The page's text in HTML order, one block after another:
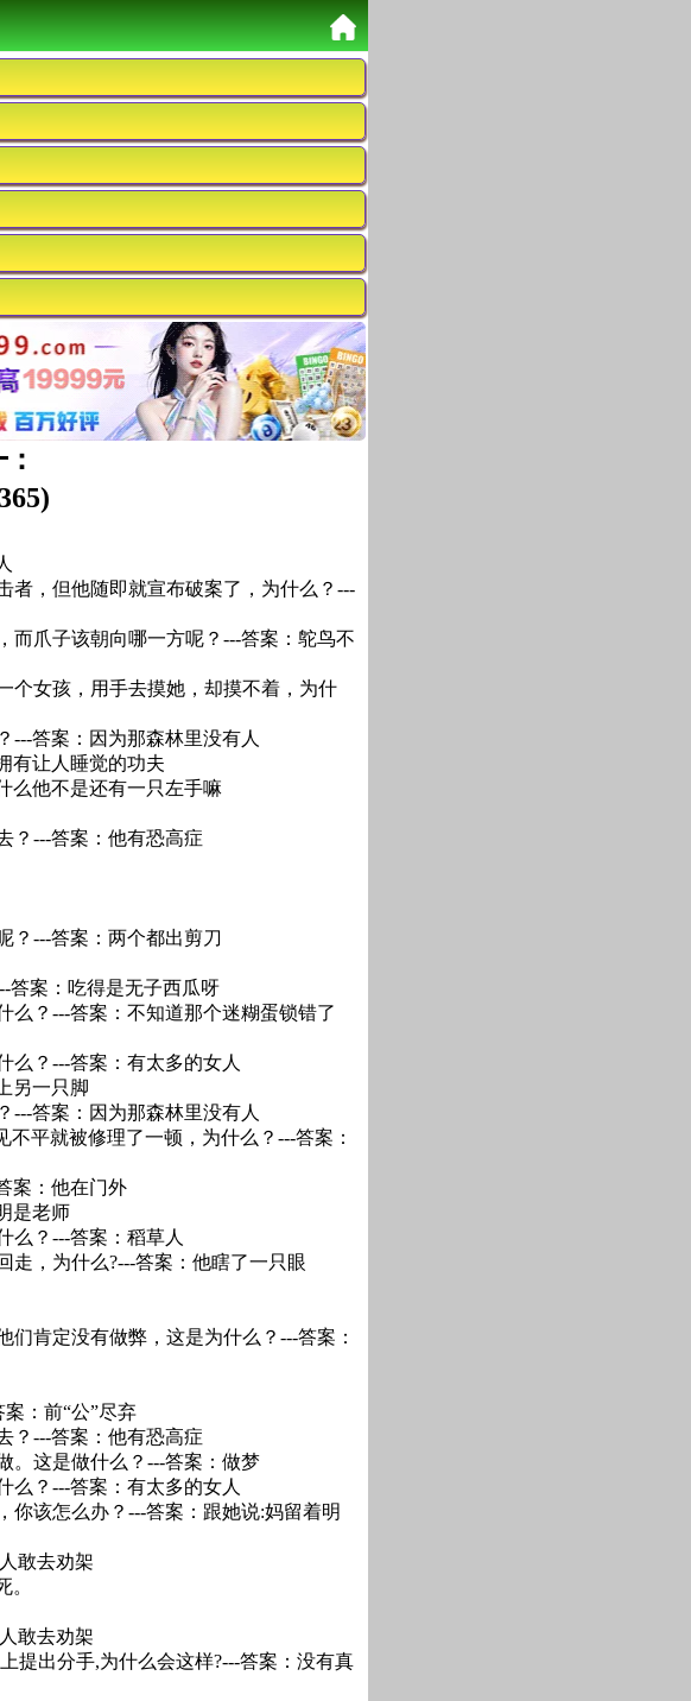
者，但他随即就宣布破案了，为什么？---
而爪子该朝向哪一方呢？---答案：鸵鸟不
个女孩，用手去摸她，却摸不着，为什
---答案：因为那森林里没有人
有让人睡觉的功夫
么他不是还有一只左手嘛
？---答案：他有恐高症
？---答案：两个都出剪刀
答案：吃得是无子西瓜呀
么？---答案：不知道那个迷糊蛋锁错了
么？---答案：有太多的女人
另一只脚
---答案：因为那森林里没有人
平就被修理了一顿，为什么？---答案：
案：他在门外
是老师
么？---答案：稻草人
走，为什么?---答案：他瞎了一只眼
肯定没有做弊，这是为什么？---答案：
：前“公”尽弃
？---答案：他有恐高症
。这是做什么？---答案：做梦
么？---答案：有太多的女人
你该怎么办？---答案：跟她说:妈留着明
敢去劝架
敢去劝架
提出分手,为什么会这样?---答案：没有真